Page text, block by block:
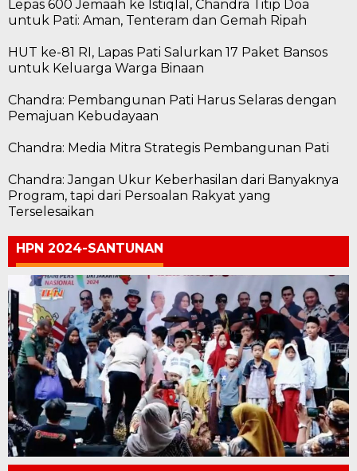
Lepas 600 Jemaah ke Istiqlal, Chandra Titip Doa
untuk Pati: Aman, Tenteram dan Gemah Ripah
HUT ke-81 RI, Lapas Pati Salurkan 17 Paket Bansos
untuk Keluarga Warga Binaan
Chandra: Pembangunan Pati Harus Selaras dengan
Pemajuan Kebudayaan
Chandra: Media Mitra Strategis Pembangunan Pati
Chandra: Jangan Ukur Keberhasilan dari Banyaknya
Program, tapi dari Persoalan Rakyat yang
Terselesaikan
HPN 2024-SANTUNAN